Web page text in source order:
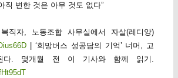
직 변한 것은 아무 것도 없다”
직자, 노동조합 사무실에서 자살(레디앙)
| ‘희망버스 성공담의 기억’ 너머, 고
다. 몇개월 전 이 기사와 함께 읽기.